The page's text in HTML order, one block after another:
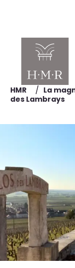
HMR / La
des Lambrays